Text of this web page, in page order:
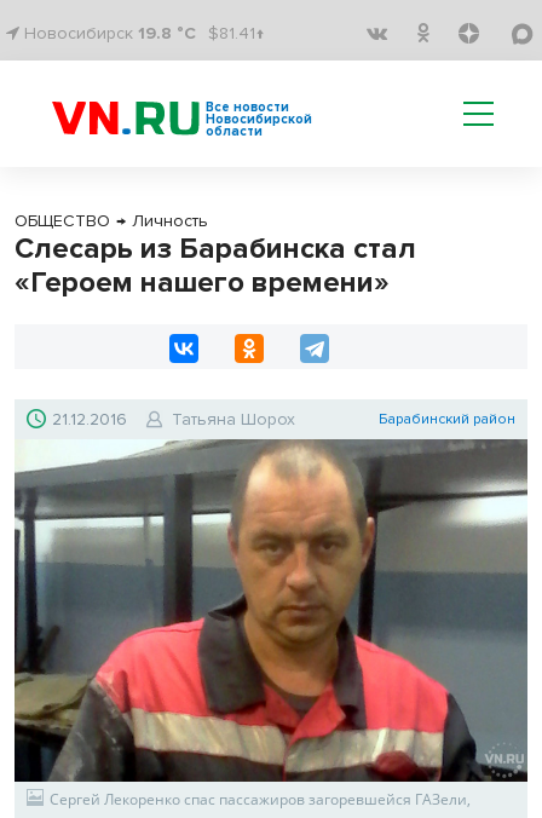
Новосибирск 19.8 °C $81.41↑
Все новости
Новосибирской
области
ОБЩЕСТВО → Личность
Слесарь из Барабинска стал
«Героем нашего времени»
21.12.2016 Татьяна Шорох Барабинский район
Сергей Лекоренко спас пассажиров загоревшейся ГАЗели,